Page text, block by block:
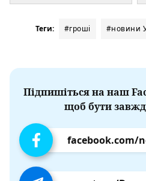
Теги: #гроші #новини
Підпишіться на наш
щоб бути